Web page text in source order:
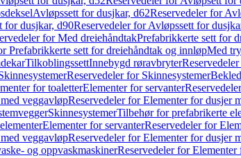
Avløpssett for dusjkar, d62Reservedeler for
for dusjkar, d90Reservedeler for Avløpssett for
for Med dreiehåndtakPrefabrikkerte sett for
Prefabrikkerte sett for dreiehåndtak og innløpMed
TilkoblingssettInnebygd røravbryter
Reservedeler for Skinnesystemer
for toaletterElementer for servanter
veggavløpReservedeler for Elementer for dusjer
SkinnesystemerTilbehør for prefabrikerte
Elementer for servanterReservedeler for
veggavløpReservedeler for Elementer for dusjer
og oppvaskmaskinerReservedeler for